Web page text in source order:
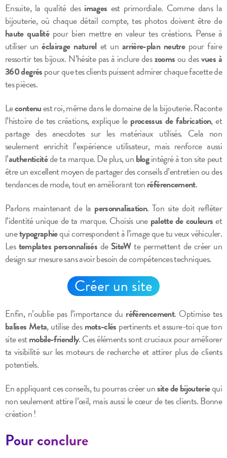
Ensuite, la qualité des images est primordiale. Comme dans la
bijouterie, où chaque détail compte, tes photos doivent être de
haute qualitépour bien mettre en valeur tes créations. Pense à
utiliser unéclairage naturelet un arrière-plan neutrepour faire
ressortir tes bijoux. N’hésite pas à inclure deszoomsou desvues à
360 degréspour que tes clients puissent admirer chaque facette de
tes pièces.
Lecontenuest roi, même dans le domaine de la bijouterie. Raconte
l’histoire de tes créations, explique le processus de fabrication, et
partage des anecdotes sur les matériaux utilisés. Cela non
seulement enrichit l’expérience utilisateur, mais renforce aussi
l’authenticitéde ta marque. De plus, unblogintégré à ton site peut
être un excellent moyen de partager des conseils d’entretien ou des
tendances de mode, tout en améliorant tonréférencement.
Parlons maintenant de la personnalisation. Ton site doit refléter
l’identité unique de ta marque. Choisis une palette de couleurset
unetypographiequi correspondent à l’image que tu veux véhiculer.
Lestemplates personnalisés de SiteWte permettent de créer un
design sur mesure sans avoir besoin de compétences techniques.
Créer un site
Enfin, n’oublie pas l’importance du référencement. Optimise tes
balises Meta, utilise desmots-clés pertinents et assure-toi que ton
site estmobile-friendly. Ces éléments sont cruciaux pour améliorer
ta visibilité sur les moteurs de recherche et attirer plus de clients
potentiels.
En appliquant ces conseils, tu pourras créer unsite de bijouteriequi
non seulement attire l’œil, mais aussi le cœur de tes clients. Bonne
création !
Pour conclure